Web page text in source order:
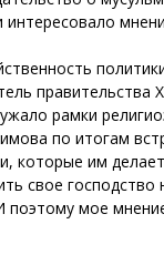
интересовало
рамки
по итогам
которые им
свое
поэтому мое